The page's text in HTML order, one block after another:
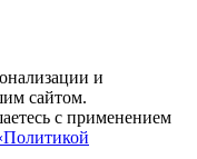
и
сайтом.
с применением